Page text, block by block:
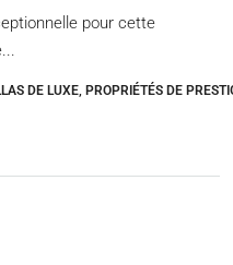
pour cette
DE LUXE, PROPRIÉTÉS DE